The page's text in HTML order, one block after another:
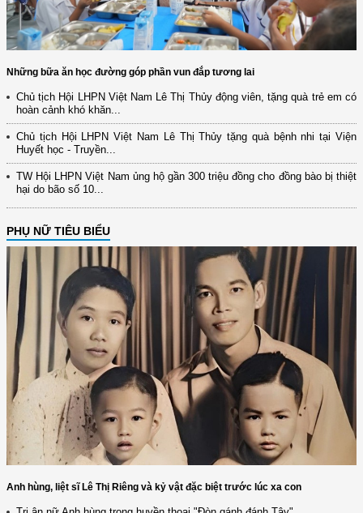
Những bữa ăn học đường góp phần vun đắp tương lai
Chủ tịch Hội LHPN Việt Nam Lê Thị Thủy động viên, tặng quà trẻ em có
hoàn cảnh khó khăn...
Chủ tịch Hội LHPN Việt Nam Lê Thị Thủy tặng quà bệnh nhi tại Viện
Huyết học - Truyền...
TW Hội LHPN Việt Nam ủng hộ gần 300 triệu đồng cho đồng bào bị thiệt
hại do bão số 10...
PHỤ NỮ TIÊU BIỂU
Anh hùng, liệt sĩ Lê Thị Riêng và kỷ vật đặc biệt trước lúc xa con